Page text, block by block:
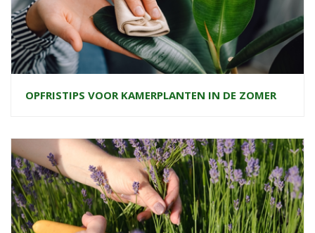
OPFRISTIPS VOOR KAMERPLANTEN IN DE ZOMER